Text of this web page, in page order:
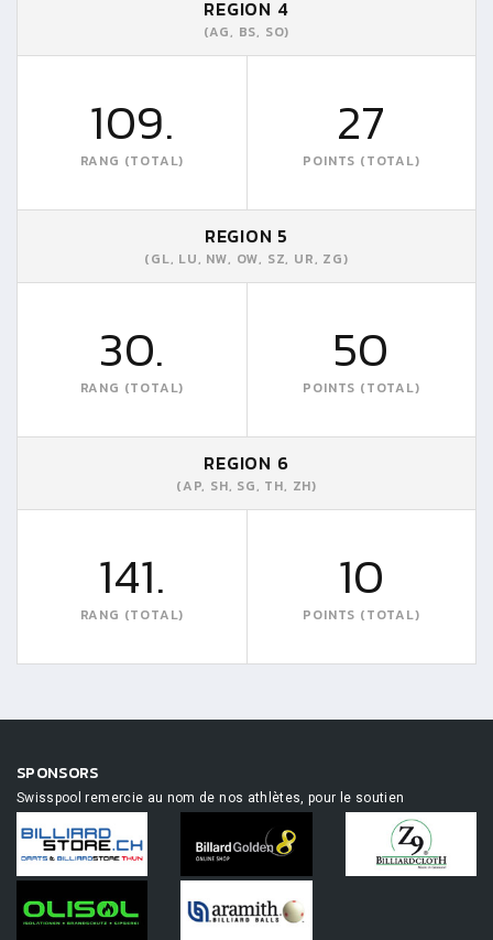
REGION 4
(AG, BS, SO)
109.
RANG (TOTAL)
27
POINTS (TOTAL)
REGION 5
(GL, LU, NW, OW, SZ, UR, ZG)
30.
RANG (TOTAL)
50
POINTS (TOTAL)
REGION 6
(AP, SH, SG, TH, ZH)
141.
RANG (TOTAL)
10
POINTS (TOTAL)
SPONSORS
Swisspool remercie au nom de nos athlètes, pour le soutien